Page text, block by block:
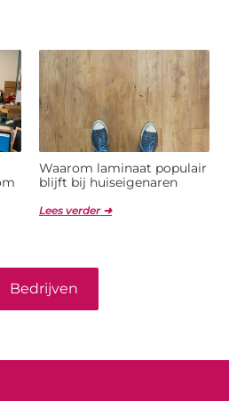
Waarom laminaat populair
blijft bij huiseigenaren
Lees verder ➜
Bedrijven